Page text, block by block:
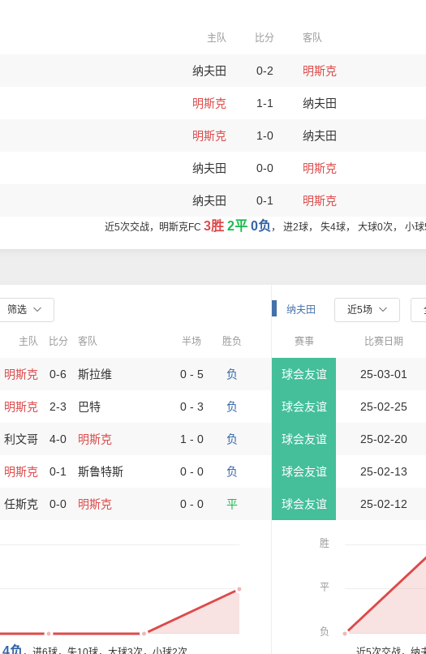
主队 比分 客队
纳夫田 0-2 明斯克
明斯克 1-1 纳夫田
明斯克 1-0 纳夫田
纳夫田 0-0 明斯克
纳夫田 0-1 明斯克
近5次交战，明斯克FC 3胜 2平 0负 ， 进2球， 失4球， 大球0次， 小球
筛选
主队 比分 客队 半场 胜负
明斯克 0-6 斯拉维 0 - 5 负
明斯克 2-3 巴特 0 - 3 负
利文哥 4-0 明斯克 1 - 0 负
明斯克 0-1 斯鲁特斯 0 - 0 负
任斯克 0-0 明斯克 0 - 0 平
4负
纳夫田 近5场
赛事 比赛日期
球会友谊 25-03-01
球会友谊 25-02-25
球会友谊 25-02-20
球会友谊 25-02-13
球会友谊 25-02-12
胜
平
负